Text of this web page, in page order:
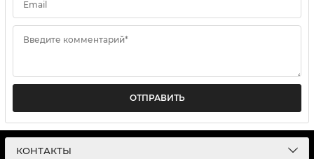
Email
Введите комментарий*
ОТПРАВИТЬ
КОНТАКТЫ